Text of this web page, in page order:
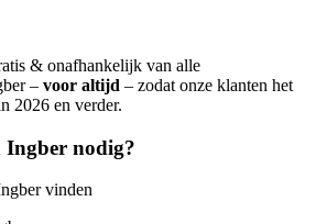
& onafhankelijk van alle
– voor altijd – zodat onze klanten het
2026 en verder.
nodig?
vinden